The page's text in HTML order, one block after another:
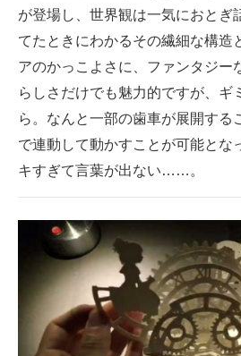
が登場し、世界観は一気におとぎ
てたときにわかるその繊細な構造
アのかっこよさに、ファンタジー
らしさだけでも魅力的ですが、ギ
ら。なんと一部の歯車が展開する
で連動して動かすことが可能とな
キすぎて言葉が出ない……。